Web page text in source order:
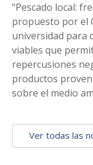
"Pescado local:
propuesto por el
universidad para
viables que
repercusiones
productos
sobre el medio
Ver todas las